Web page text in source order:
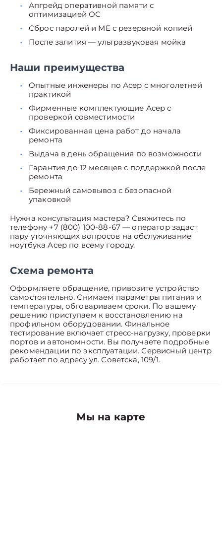
Апгрейд оперативной памяти с
оптимизацией ОС
Сброс паролей и ME с резервной копией
После залития — ультразвуковая мойка
Наши преимущества
Опытные инженеры по Асер с многолетней
практикой
Фирменные комплектующие Асер с
проверкой совместимости
Фиксированная цена работ до начала
ремонта
Выдача в день обращения по возможности
Гарантия до 12 месяцев с поддержкой после
ремонта
Бережный самовывоз с безопасной
упаковкой
Нужна консультация мастера? Свяжитесь по
телефону +7 (800) 100-88-67 — оператор задаст
пару уточняющих вопросов на обслуживание
ноутбука Асер по всему городу.
Схема ремонта
Оформляете обращение, привозите устройство
самостоятельно. Снимаем параметры питания и
температуры, обговариваем сроки. По вашему
решению приступаем к восстановлению на
профильном оборудовании. Финальное
тестирование включает стресс-нагрузку, проверки
портов и автономности. Вы получаете подробные
рекомендации по эксплуатации. Сервисный центр
работает по адресу ул. Советска, 109/1.
Мы на карте